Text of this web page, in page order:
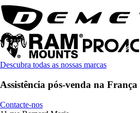
Descubra todas as nossas marcas
Assistência pós-venda na França
Contacte-nos